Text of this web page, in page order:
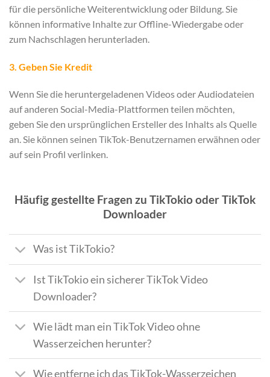
für die persönliche Weiterentwicklung oder Bildung. Sie
können informative Inhalte zur Offline-Wiedergabe oder
zum Nachschlagen herunterladen.
3. Geben Sie Kredit
Wenn Sie die heruntergeladenen Videos oder Audiodateien
auf anderen Social-Media-Plattformen teilen möchten,
geben Sie den ursprünglichen Ersteller des Inhalts als Quelle
an. Sie können seinen TikTok-Benutzernamen erwähnen oder
auf sein Profil verlinken.
Häufig gestellte Fragen zu TikTokio oder TikTok
Downloader
Was ist TikTokio?
Ist TikTokio ein sicherer TikTok Video
Downloader?
Wie lädt man ein TikTok Video ohne
Wasserzeichen herunter?
Wie entferne ich das TikTok-Wasserzeichen